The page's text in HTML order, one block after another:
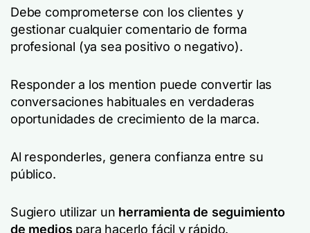
Debe comprometerse con los clientes y
gestionar cualquier comentario de forma
profesional (ya sea positivo o negativo).
Responder a los mention puede convertir las
conversaciones habituales en verdaderas
oportunidades de crecimiento de la marca.
Al responderles, genera confianza entre su
público.
Sugiero utilizar un herramienta de seguimiento
de medios para hacerlo fácil y rápido.